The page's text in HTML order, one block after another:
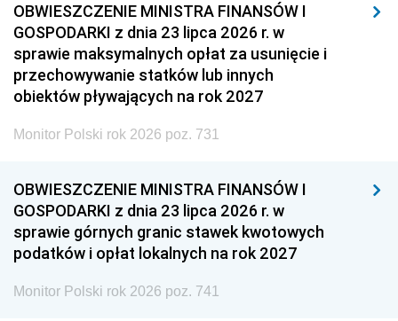
OBWIESZCZENIE MINISTRA FINANSÓW I
GOSPODARKI z dnia 23 lipca 2026 r. w
sprawie maksymalnych opłat za usunięcie i
przechowywanie statków lub innych
obiektów pływających na rok 2027
Monitor Polski rok 2026 poz. 731
OBWIESZCZENIE MINISTRA FINANSÓW I
GOSPODARKI z dnia 23 lipca 2026 r. w
sprawie górnych granic stawek kwotowych
podatków i opłat lokalnych na rok 2027
Monitor Polski rok 2026 poz. 741